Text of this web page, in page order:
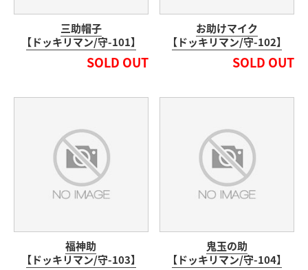
三助帽子
【ドッキリマン/守-101】
SOLD OUT
お助けマイク
【ドッキリマン/守-102】
SOLD OUT
福神助
【ドッキリマン/守-103】
鬼玉の助
【ドッキリマン/守-104】